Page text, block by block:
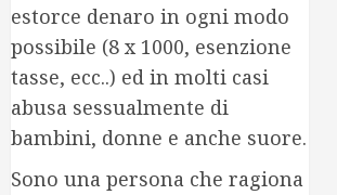
estorce denaro in ogni modo
possibile (8 x 1000, esenzione
tasse, ecc..) ed in molti casi
abusa sessualmente di
bambini, donne e anche suore.
Sono una persona che ragiona